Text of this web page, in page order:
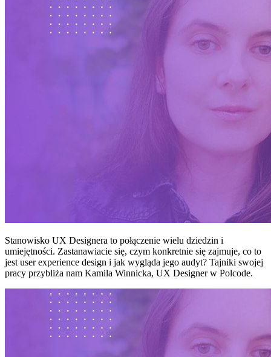
Stanowisko UX Designera to połączenie wielu dziedzin i
umiejętności. Zastanawiacie się, czym konkretnie się zajmuje, co to
jest user experience design i jak wygląda jego audyt? Tajniki swojej
pracy przybliża nam Kamila Winnicka, UX Designer w Polcode.